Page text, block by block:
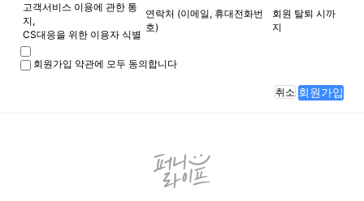
고객서비스 이용에 관한 통
지,
CS대응을 위한 이용자 식별
연락처 (이메일, 휴대전화번
호)
회원 탈퇴 시까
지
회원가입 약관에 모두 동의합니다
취소 회원가입